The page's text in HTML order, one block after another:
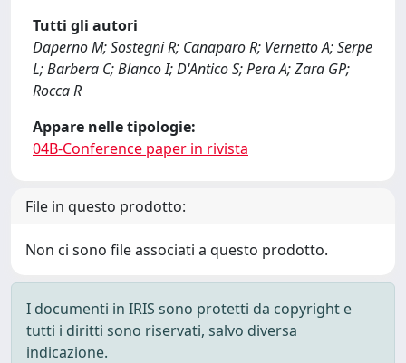
Tutti gli autori
Daperno M; Sostegni R; Canaparo R; Vernetto A; Serpe
L; Barbera C; Blanco I; D'Antico S; Pera A; Zara GP;
Rocca R
Appare nelle tipologie:
04B-Conference paper in rivista
File in questo prodotto:
Non ci sono file associati a questo prodotto.
I documenti in IRIS sono protetti da copyright e
tutti i diritti sono riservati, salvo diversa
indicazione.